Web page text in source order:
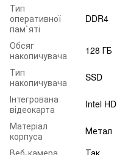
Тип
оперативної
пам`яті
DDR4
Обсяг
накопичувача
128 ГБ
Тип
накопичувача
SSD
Інтегрована
відеокарта
Intel
Матеріал
корпуса
Метал
Веб-камера
Так